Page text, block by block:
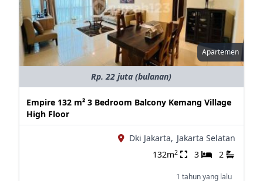
Apartemen
Rp. 22 juta (bulanan)
Empire 132 m² 3 Bedroom Balcony Kemang Village
High Floor
Dki Jakarta, Jakarta Selatan
132m2 3 2
1 tahun yang lalu